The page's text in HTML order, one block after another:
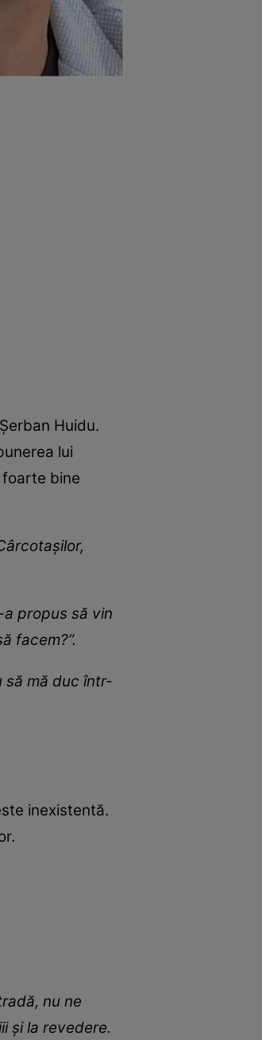
Huidu.
lui
bine
a propus să vin
facem?”.
să mă duc într-
inexistentă.
nu ne
și la revedere.